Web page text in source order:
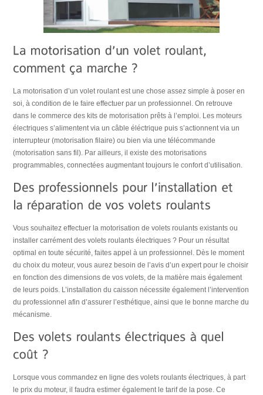
La motorisation d’un volet roulant est une chose assez simple à poser en
soi, à condition de le faire effectuer par un professionnel. On retrouve
dans le commerce des kits de motorisation prêts à l’emploi. Les moteurs
électriques s’alimentent via un câble éléctrique puis s’actionnent via un
interrupteur (motorisation filaire) ou bien via une télécommande
(motorisation sans fil). Par ailleurs, il existe des motorisations
programmables, connectées augmentant toujours le confort d’utilisation.
Vous souhaitez effectuer la motorisation de volets roulants existants ou
installer carrément des volets roulants électriques ? Pour un résultat
optimal en toute sécurité, faites appel à un professionnel. Dès le moment
du choix du moteur, vous aurez besoin de l’avis d’un expert pour le choisir
en fonction des dimensions de vos volets, de la matière mais également
de leurs poids. L’installation du caisson nécessite également l’intervention
du professionnel afin d’assurer l’esthétique, ainsi que le bonne marche du
mécanisme.
Lorsque vous commandez en ligne des volets roulants électriques, à part
le prix du moteur, il faudra estimer également le tarif de la pose. Ce